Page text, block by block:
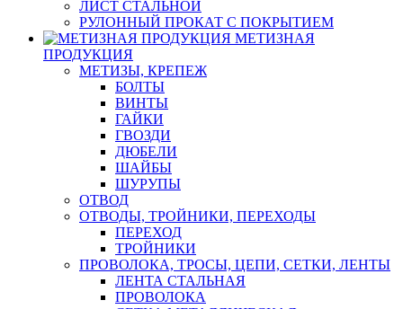
ЛИСТ СТАЛЬНОЙ
РУЛОННЫЙ ПРОКАТ С ПОКРЫТИЕМ
МЕТИЗНАЯ
ПРОДУКЦИЯ
МЕТИЗЫ, КРЕПЕЖ
БОЛТЫ
ВИНТЫ
ГАЙКИ
ГВОЗДИ
ДЮБЕЛИ
ШАЙБЫ
ШУРУПЫ
ОТВОД
ОТВОДЫ, ТРОЙНИКИ, ПЕРЕХОДЫ
ПЕРЕХОД
ТРОЙНИКИ
ПРОВОЛОКА, ТРОСЫ, ЦЕПИ, СЕТКИ, ЛЕНТЫ
ЛЕНТА СТАЛЬНАЯ
ПРОВОЛОКА